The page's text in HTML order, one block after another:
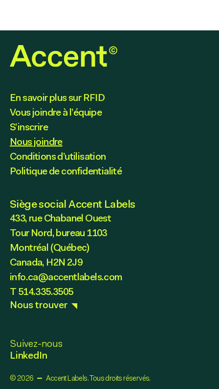
En savoir plus sur RFID
Vous joindre à l’équipe
S’inscrire
Nous joindre
Conditions d’utilisation
Politique de confidentialité
Siège social Accent Labels
433, rue Chabanel Ouest
Tour Nord, bureau 1103
Montréal (Québec)
Canada, H2N 2J9
info.ca@accentlabels.com
T 514.335.3505
Nous trouver
Suivez-nous
LinkedIn
© 2026 Accent Labels. Tous droits réservés.